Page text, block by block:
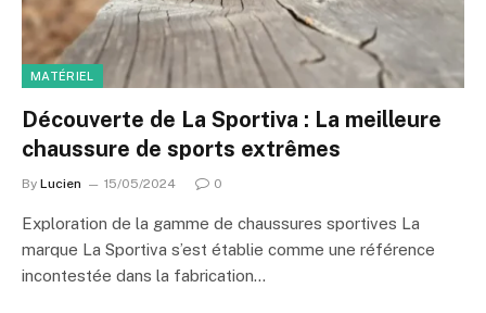
MATÉRIEL
Découverte de La Sportiva : La meilleure
chaussure de sports extrêmes
By Lucien 15/05/2024 0
Exploration de la gamme de chaussures sportives La
marque La Sportiva s’est établie comme une référence
incontestée dans la fabrication…